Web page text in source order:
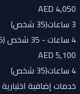
AED 4,050
(35 شخص
4 ساعات - 35 شخص (15% خصم)
AED 5,100
4 ساعات
(35 شخص
خدمات إضافية اختيارية